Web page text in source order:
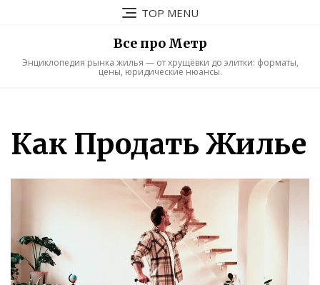
TOP MENU
Все про Метр
Энциклопедия рынка жилья — от хрущёвки до элитки: форматы,
цены, юридические нюансы.
Как Продать Жилье